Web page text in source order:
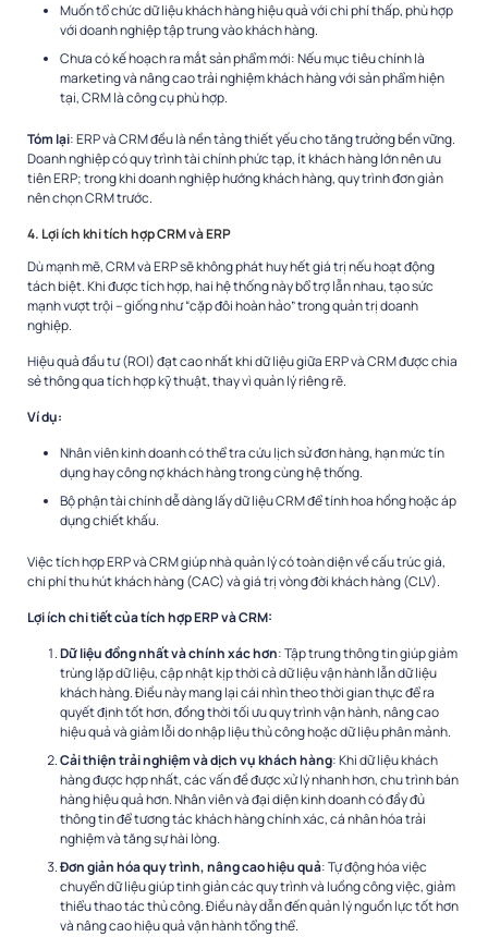
Muốn tổ chức dữ liệu khách hàng hiệu quả với chi phí thấp, phù hợp
với doanh nghiệp tập trung vào khách hàng.
Chưa có kế hoạch ra mắt sản phẩm mới: Nếu mục tiêu chính là
marketing và nâng cao trải nghiệm khách hàng với sản phẩm hiện
tại, CRM là công cụ phù hợp.
Tóm lại: ERP và CRM đều là nền tảng thiết yếu cho tăng trưởng bền vững.
Doanh nghiệp có quy trình tài chính phức tạp, ít khách hàng lớn nên ưu
tiên ERP; trong khi doanh nghiệp hướng khách hàng, quy trình đơn giản
nên chọn CRM trước.
4. Lợi ích khi tích hợp CRM và ERP
Dù mạnh mẽ, CRM và ERP sẽ không phát huy hết giá trị nếu hoạt động
tách biệt. Khi được tích hợp, hai hệ thống này bổ trợ lẫn nhau, tạo sức
mạnh vượt trội – giống như “cặp đôi hoàn hảo” trong quản trị doanh
nghiệp.
Hiệu quả đầu tư (ROI) đạt cao nhất khi dữ liệu giữa ERP và CRM được chia
sẻ thông qua tích hợp kỹ thuật, thay vì quản lý riêng rẽ.
Ví dụ:
Nhân viên kinh doanh có thể tra cứu lịch sử đơn hàng, hạn mức tín
dụng hay công nợ khách hàng trong cùng hệ thống.
Bộ phận tài chính dễ dàng lấy dữ liệu CRM để tính hoa hồng hoặc áp
dụng chiết khấu.
Việc tích hợp ERP và CRM giúp nhà quản lý có toàn diện về cấu trúc giá,
chi phí thu hút khách hàng (CAC) và giá trị vòng đời khách hàng (CLV).
Lợi ích chi tiết của tích hợp ERP và CRM:
Dữ liệu đồng nhất và chính xác hơn: Tập trung thông tin giúp giảm
trùng lặp dữ liệu, cập nhật kịp thời cả dữ liệu vận hành lẫn dữ liệu
khách hàng. Điều này mang lại cái nhìn theo thời gian thực để ra
quyết định tốt hơn, đồng thời tối ưu quy trình vận hành, nâng cao
hiệu quả và giảm lỗi do nhập liệu thủ công hoặc dữ liệu phân mảnh.
Cải thiện trải nghiệm và dịch vụ khách hàng: Khi dữ liệu khách
hàng được hợp nhất, các vấn đề được xử lý nhanh hơn, chu trình bán
hàng hiệu quả hơn. Nhân viên và đại diện kinh doanh có đầy đủ
thông tin để tương tác khách hàng chính xác, cá nhân hóa trải
nghiệm và tăng sự hài lòng.
Đơn giản hóa quy trình, nâng cao hiệu quả: Tự động hóa việc
chuyển dữ liệu giúp tinh giản các quy trình và luồng công việc, giảm
thiểu thao tác thủ công. Điều này dẫn đến quản lý nguồn lực tốt hơn
và nâng cao hiệu quả vận hành tổng thể.